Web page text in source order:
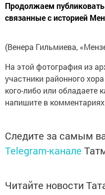
Продолжаем
связанные с историей
(Венера Гильмиева,
На этой фотография из
участники районного
кого-либо или обладаете
напишите в
Следите за самым
Telegram-канале
Читайте новости